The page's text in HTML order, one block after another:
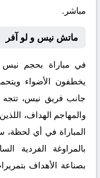
مباشر .
ماتش نيس و لو آفر
في مباراة بحجم نيس
يخطفون الأضواء
جانب فريق نيس، تتجه
والمهاجم الهداف،
المباراة في أي لحظة،
بالمراوغة الفردية
بصناعة الأهداف